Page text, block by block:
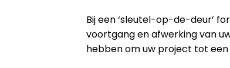
Bij een ‘sleutel-op-de-deur’
voortgang en afwerking van
hebben om uw project tot